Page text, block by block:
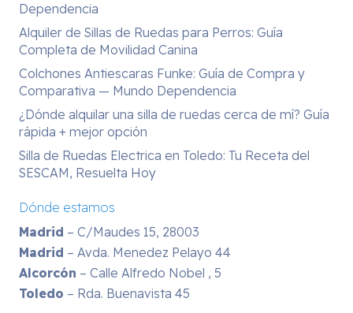
Dependencia
Alquiler de Sillas de Ruedas para Perros: Guía
Completa de Movilidad Canina
Colchones Antiescaras Funke: Guía de Compra y
Comparativa — Mundo Dependencia
¿Dónde alquilar una silla de ruedas cerca de mí? Guía
rápida + mejor opción
Silla de Ruedas Electrica en Toledo: Tu Receta del
SESCAM, Resuelta Hoy
Dónde estamos
Madrid – C/Maudes 15, 28003
Madrid – Avda. Menedez Pelayo 44
Alcorcón – Calle Alfredo Nobel , 5
Toledo – Rda. Buenavista 45